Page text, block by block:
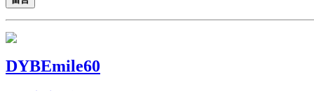
DYBEmile60